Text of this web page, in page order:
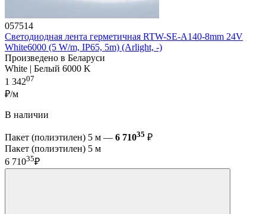
057514
Светодиодная лента герметичная RTW-SE-A140-8mm 24V
White6000 (5 W/m, IP65, 5m) (Arlight, -)
Произведено в Беларуси
White | Белый 6000 K
1 34207
₽/м
В наличии
Пакет (полиэтилен) 5 м — 6 71035 ₽
Пакет (полиэтилен) 5 м
6 71035₽